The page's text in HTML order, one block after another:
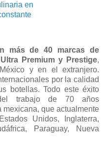
en
más de 40 marcas de
Premium y Prestige,
y en el extranjero.
por la calidad
botellas. Todo este éxito
trabajo de 70 años
mexicana, que actualmente
Unidos, Inglaterra,
Paraguay, Nueva